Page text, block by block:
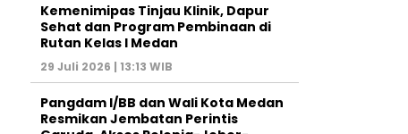
Kemenimipas Tinjau Klinik, Dapur
Sehat dan Program Pembinaan di
Rutan Kelas I Medan
29 Juli 2026 | 13:13 WIB
Pangdam I/BB dan Wali Kota Medan
Resmikan Jembatan Perintis